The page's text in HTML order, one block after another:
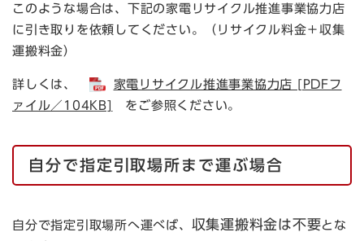
このような場合は、下記の家電リサイクル推進事業協力店
に引き取りを依頼してください。（リサイクル料金＋収集
運搬料金）
詳しくは、
家電リサイクル推進事業協力店 [PDFフ
ァイル／104KB]
をご参照ください。
自分で指定引取場所まで運ぶ場合
自分で指定引取場所へ運べば、 収集運搬料金は不要とな